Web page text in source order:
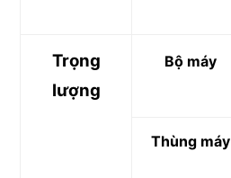
Trọng
lượng
Bộ máy
Thùng máy